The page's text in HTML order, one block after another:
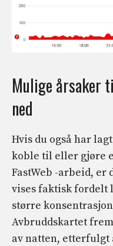
Mulige årsaker
ned
Hvis du også har
koble til eller gjøre
FastWeb -arbeid, er
vises faktisk fordelt
større
Avbruddskartet
av natten, etterfulgt